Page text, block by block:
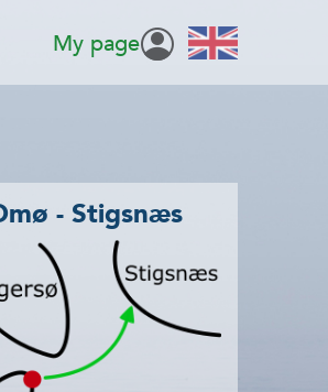
My page
Omø - Stigsnæs